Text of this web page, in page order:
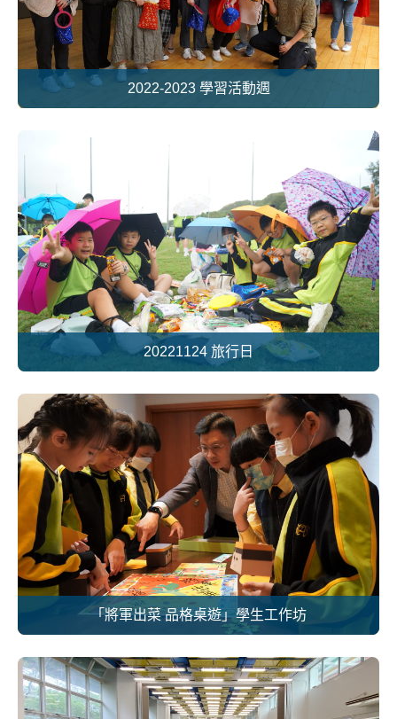
2022-2023 學習活動週
20221124 旅行日
「將軍出菜 品格桌遊」學生工作坊